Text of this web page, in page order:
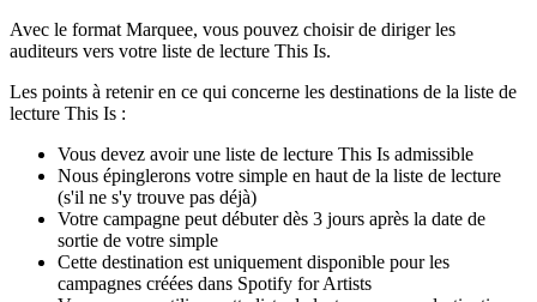
Avec le format Marquee, vous pouvez choisir de diriger les
auditeurs vers votre liste de lecture This Is.
Les points à retenir en ce qui concerne les destinations de la liste de
lecture This Is :
Vous devez avoir une liste de lecture This Is admissible
Nous épinglerons votre simple en haut de la liste de lecture
(s'il ne s'y trouve pas déjà)
Votre campagne peut débuter dès 3 jours après la date de
sortie de votre simple
Cette destination est uniquement disponible pour les
campagnes créées dans Spotify for Artists